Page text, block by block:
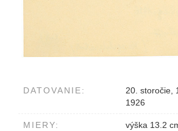
DATOVANIE:
20. storočie,
1926
MIERY: výška 13.2